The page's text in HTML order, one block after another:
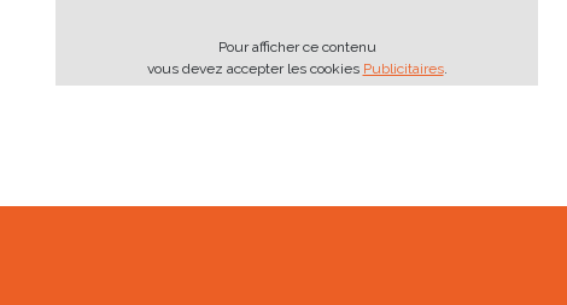
Pour afficher ce contenu
vous devez accepter les cookies Publicitaires.